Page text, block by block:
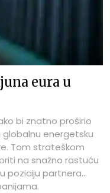
eura u
bi znatno proširio
globalnu energetsku
Tom strateškom
na snažno rastuću
poziciju partnera